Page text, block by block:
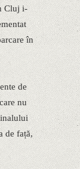
Cluj i-
în
de
nu
de față,